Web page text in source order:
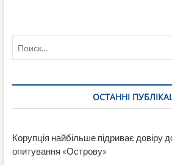
и
Лисичанск
ОСТАННІ
Корупція найбільше підриває довіру
опитування «Острову»